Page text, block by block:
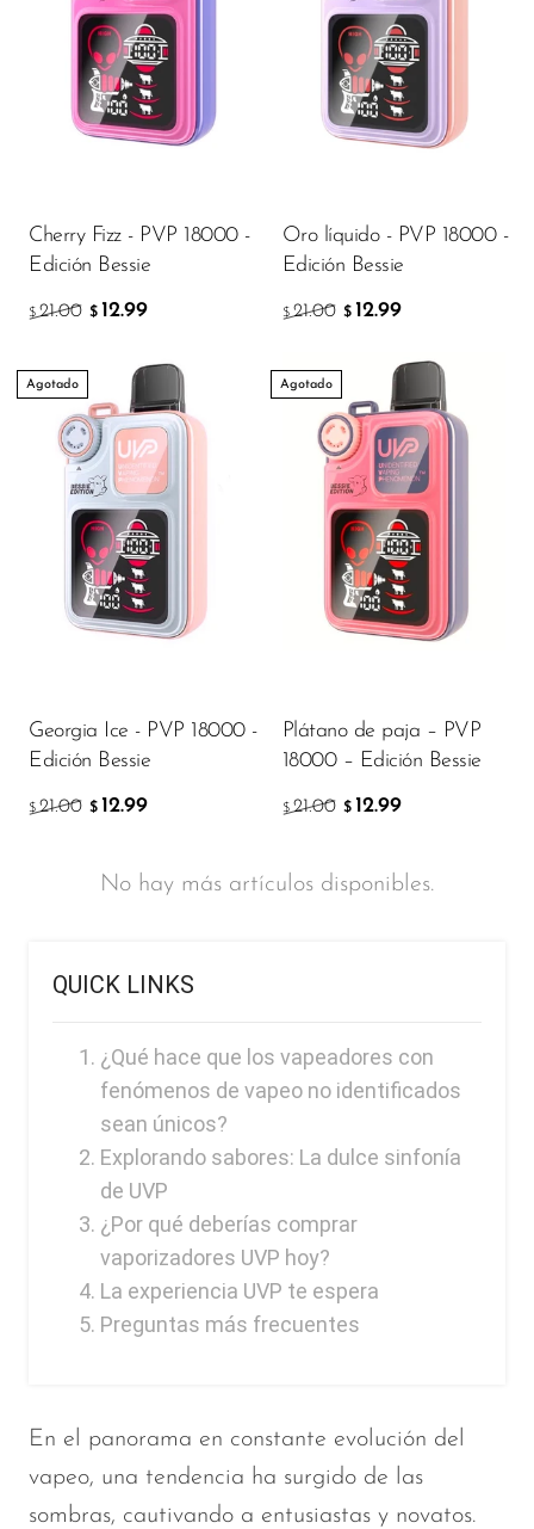
Monster Bar
Monster Vape Labs
MTRX
NIKO Bar
North
Olit Hookah
Orion
OXBAR
Pachamama
Packspod
PHUN
PYRO
Raz
RifBar
Smarter AirPuffs
Snoopy Smoke
Snowwolf
So Soul
Space Mary
Spree Bar
TWIST
UWELL
Cherry Fizz - PVP 18000 -
Edición Bessie
$ 21.00 $ 12.99
Oro líquido - PVP 18000 -
Edición Bessie
$ 21.00 $ 12.99
Agotado
Georgia Ice - PVP 18000 -
Edición Bessie
$ 21.00 $ 12.99
Agotado
Plátano de paja – PVP
18000 – Edición Bessie
$ 21.00 $ 12.99
No hay más artículos disponibles.
QUICK LINKS
¿Qué hace que los vapeadores con
fenómenos de vapeo no identificados
sean únicos?
Explorando sabores: La dulce sinfonía
de UVP
¿Por qué deberías comprar
vaporizadores UVP hoy?
La experiencia UVP te espera
Preguntas más frecuentes
En el panorama en constante evolución del
vapeo, una tendencia ha surgido de las
sombras, cautivando a entusiastas y novatos.